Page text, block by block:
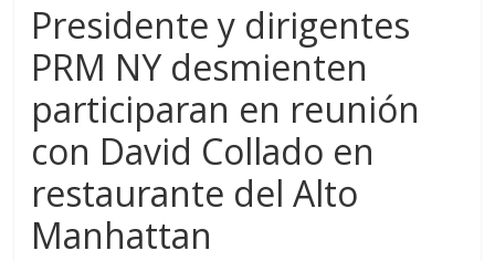
Presidente y dirigentes
PRM NY desmienten
participaran en reunión
con David Collado en
restaurante del Alto
Manhattan